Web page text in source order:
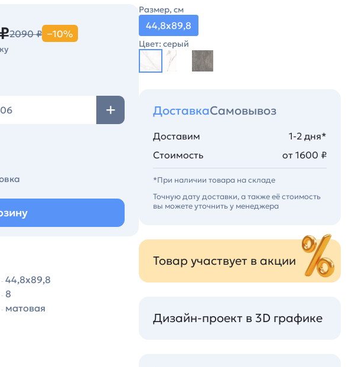
2090 ₽ −10%
44,8х89,8
8
матовая
Размер, см
44,8х89,8
Цвет: серый
ДоставкаСамовывоз
Доставим
1-2 дня*
Стоимость
от 1600 ₽
*При наличии товара на складе
Точную дату доставки, а также её стоимость
вы можете уточнить у менеджера
Товар участвует в акции
Дизайн-проект в 3D графике